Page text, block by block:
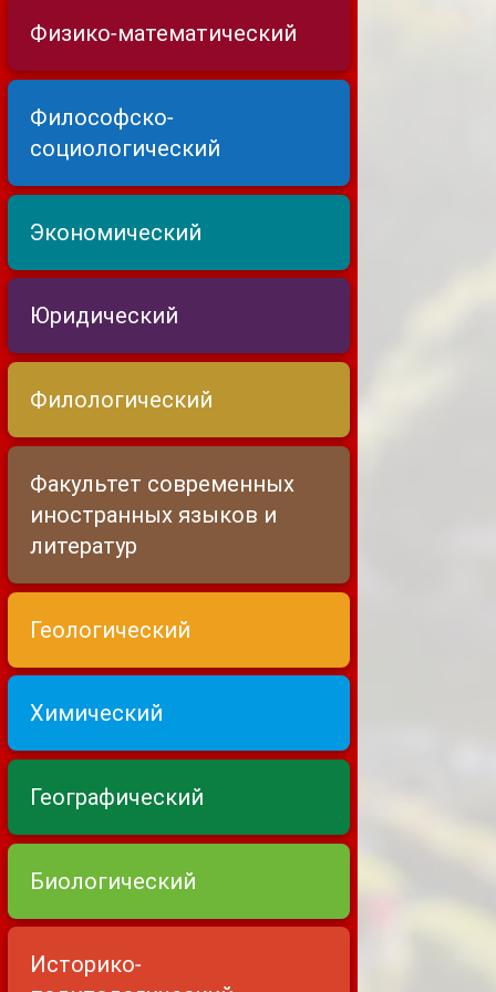
Физико-математический
Философско-
социологический
Экономический
Юридический
Филологический
Факультет современных
иностранных языков и
литератур
Геологический
Химический
Географический
Биологический
Историко-